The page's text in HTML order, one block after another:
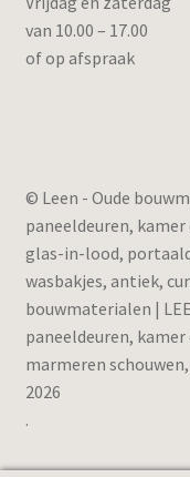
van 10.00 – 17.00
of op afspraak
© Leen - Oude
paneeldeuren,
glas-in-lood,
wasbakjes, antiek,
bouwmaterialen |
paneeldeuren,
marmeren
2026
.